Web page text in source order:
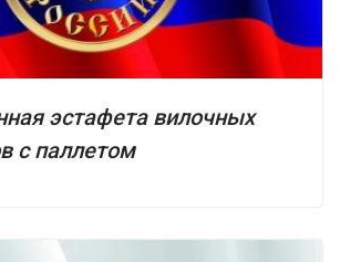
эстафета вилочных
с паллетом